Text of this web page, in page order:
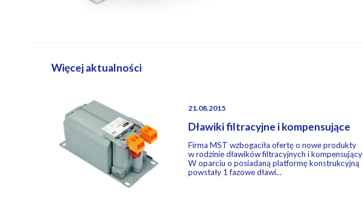
Więcej aktualności
21.08.2015
Dławiki filtracyjne i kompensujące
Firma MST wzbogaciła ofertę o nowe produkty
w rodzinie dławików filtracyjnych i
W oparciu o posiadaną platformę konstrukcyjną
powstały 1 fazowe dławi...